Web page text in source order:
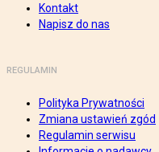
Kontakt
Napisz do nas
REGULAMIN
Polityka Prywatności
Zmiana ustawień zgód
Regulamin serwisu